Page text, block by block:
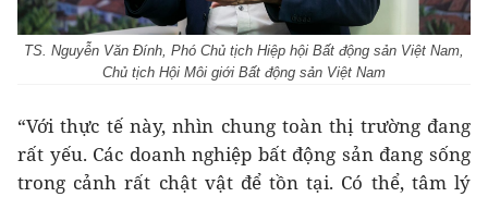
TS. Nguyễn Văn Đính, Phó Chủ tịch Hiệp hội Bất động sản Việt Nam,
Chủ tịch Hội Môi giới Bất động sản Việt Nam
“Với thực tế này, nhìn chung toàn thị trường đang
rất yếu. Các doanh nghiệp bất động sản đang sống
trong cảnh rất chật vật để tồn tại. Có thể, tâm lý